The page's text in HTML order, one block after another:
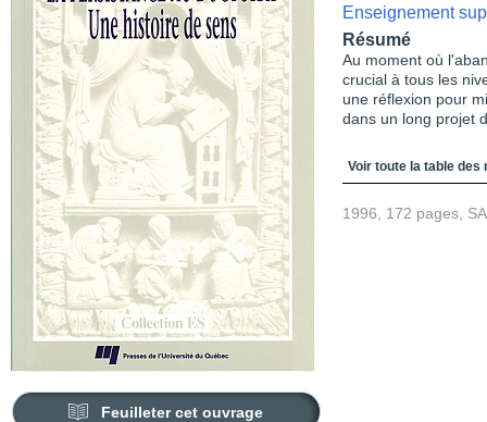
Feuilleter cet ouvrage
Enseignement
Résumé
Au moment où
crucial à tous les
une réflexion pour
dans un long projet
Table des
Voir toute la table des
1996, 172 pages,